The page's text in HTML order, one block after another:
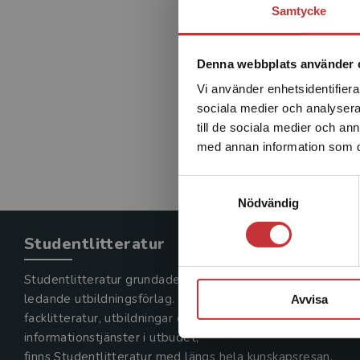
Samtycke
Denna webbplats använder
Vi använder
sociala medier och
till de sociala medier och
med annan information som
Nödvändig
Avvisa
Studentlitteratur
Studentlitteratur grundades 1963 och är idag Sveriges
ledande utbildningsförlag. Med läromedel, kurslitteratur,
facklitteratur, utbildningar och digitala
informationstjänster i utbudet,
finns Studentlitteratur med längs hela kunskapsresan.